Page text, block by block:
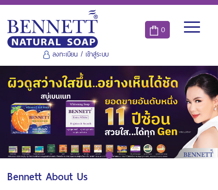
0
ลงทะเบียน / เข้าสู่ระบบ
Bennett About Us